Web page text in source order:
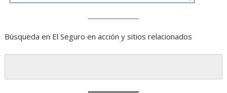
Búsqueda en El Seguro en acción y sitios relacionados